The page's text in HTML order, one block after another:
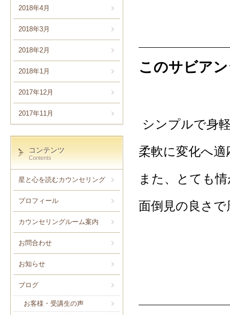
2018年4月
2018年3月
2018年2月
2018年1月
2017年12月
2017年11月
コンテンツ
Contents
星と心を読むカウンセリング
プロフィール
カウンセリングルーム案内
お問合わせ
お知らせ
ブログ
お客様・受講生の声
このサビア
シンプルで身
柔軟に変化へ
また、とても
面倒見の良さ